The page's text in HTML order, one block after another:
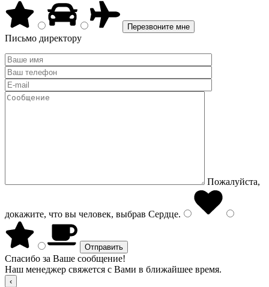
Письмо директору
Пожалуйста,
докажите, что вы человек, выбрав Сердце.
Спасибо за Ваше сообщение!
Наш менеджер свяжется с Вами в ближайшее время.